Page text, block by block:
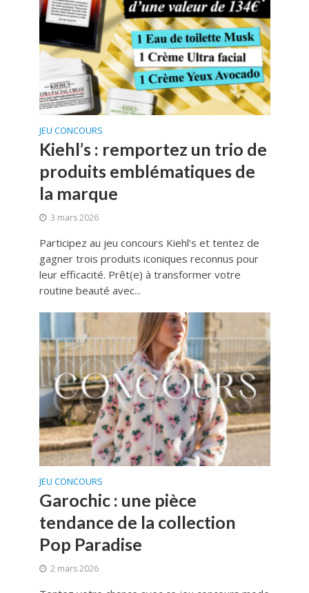
JEU CONCOURS
Kiehl’s : remportez un trio de
produits emblématiques de
la marque
3 mars 2026
Participez au jeu concours Kiehl’s et tentez de
gagner trois produits iconiques reconnus pour
leur efficacité. Prêt(e) à transformer votre
routine beauté avec...
JEU CONCOURS
Garochic : une pièce
tendance de la collection
Pop Paradise
2 mars 2026